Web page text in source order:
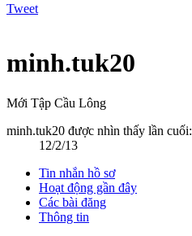
Tweet
minh.tuk20
Mới Tập Cầu Lông
minh.tuk20 được nhìn thấy lần cuối:
12/2/13
Tin nhắn hồ sơ
Hoạt động gần đây
Các bài đăng
Thông tin